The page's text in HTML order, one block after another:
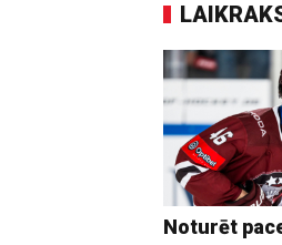
Noturēt